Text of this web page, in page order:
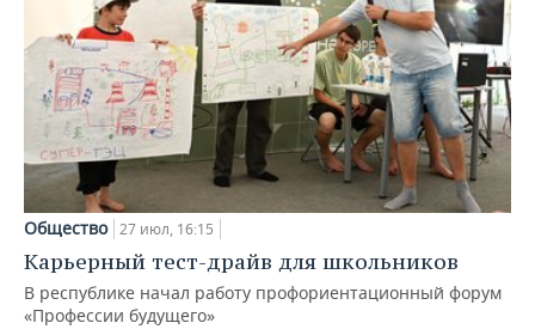
Общество 27 июл, 16:15
Карьерный тест-драйв для школьников
В республике начал работу профориентационный форум
«Профессии будущего»